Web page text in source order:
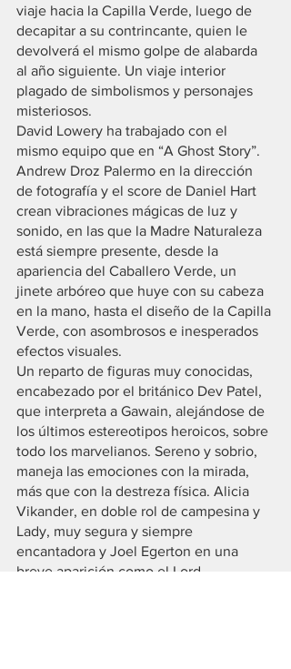
viaje hacia la Capilla Verde, luego de
decapitar a su contrincante, quien le
devolverá el mismo golpe de alabarda
al año siguiente. Un viaje interior
plagado de simbolismos y personajes
misteriosos.
David Lowery ha trabajado con el
mismo equipo que en “A Ghost Story”.
Andrew Droz Palermo en la dirección
de fotografía y el score de Daniel Hart
crean vibraciones mágicas de luz y
sonido, en las que la Madre Naturaleza
está siempre presente, desde la
apariencia del Caballero Verde, un
jinete arbóreo que huye con su cabeza
en la mano, hasta el diseño de la Capilla
Verde, con asombrosos e inesperados
efectos visuales.
Un reparto de figuras muy conocidas,
encabezado por el británico Dev Patel,
que interpreta a Gawain, alejándose de
los últimos estereotipos heroicos, sobre
todo los marvelianos. Sereno y sobrio,
maneja las emociones con la mirada,
más que con la destreza física. Alicia
Vikander, en doble rol de campesina y
Lady, muy segura y siempre
encantadora y Joel Egerton en una
breve aparición como el Lord.